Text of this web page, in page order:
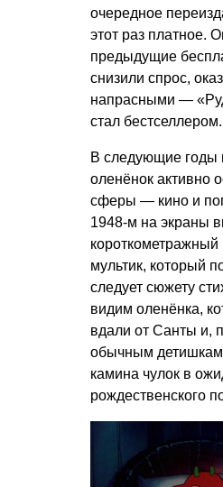
очередное
этот раз платное.
предыдущие
снизили спрос,
напрасными —
стал бестселлером.
В следующие годы
оленёнок активно
сферы — кино и
1948-м на экраны
мультик, который
следует сюжету
видим оленёнка,
вдали от Санты и,
обычным
камина чулок в
рождественского